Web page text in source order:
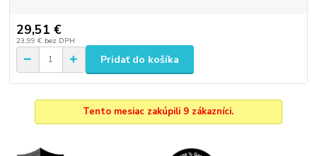
29,51 €
23,99 € bez DPH
Pridať do košíka
Tento mesiac zakúpili 9 zákazníci.